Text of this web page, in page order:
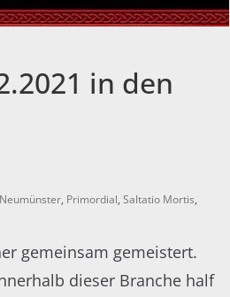
in den
Neumünster, Primordial, Saltatio Mortis,
gemeinsam gemeistert.
dieser Branche half